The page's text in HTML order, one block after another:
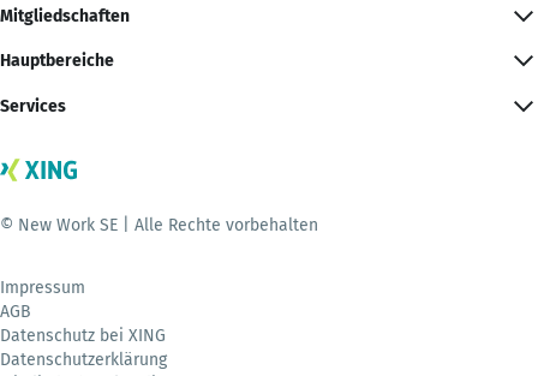
Mitgliedschaften
Hauptbereiche
Services
© New Work SE | Alle Rechte vorbehalten
Impressum
AGB
Datenschutz bei XING
Datenschutzerklärung